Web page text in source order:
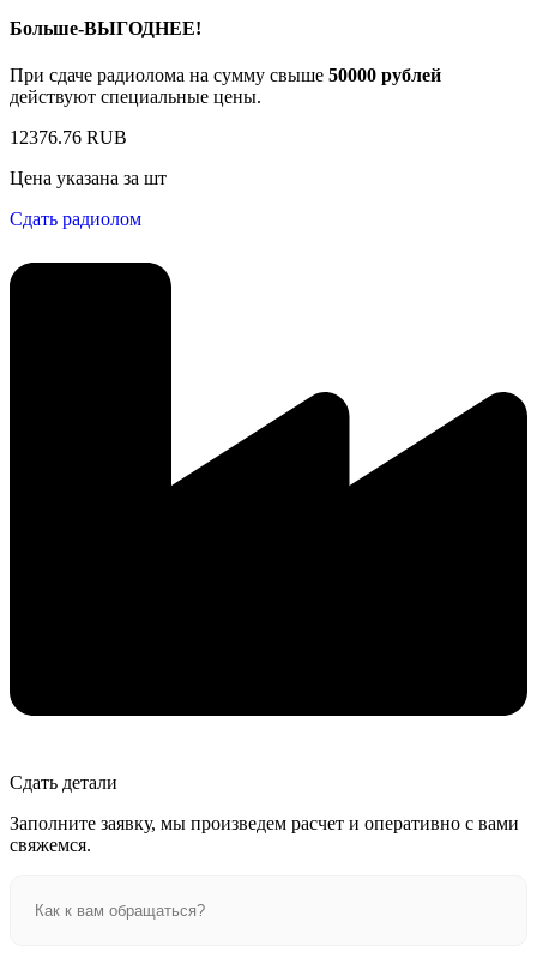
Больше-ВЫГОДНЕЕ!
При сдаче радиолома на сумму свыше 50000 рублей
действуют специальные цены.
12376.76 RUB
Цена указана за шт
Сдать радиолом
Сдать детали
Заполните заявку, мы произведем расчет и оперативно с вами
свяжемся.